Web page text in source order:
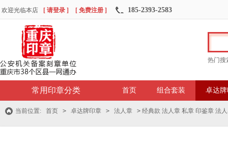
欢迎光临本店 [ 请登录 ] [ 免费注册 ] 185-2393-2583
热门搜
常用印章分类 首页 组合套装 卓达
当前位置: 首页 > 卓达牌印章 > 法人章 > 经典款 法人章 私章 印鉴章 法